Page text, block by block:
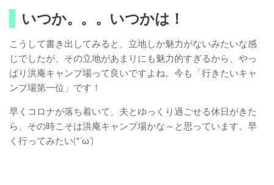
いつか。。。いつかは！
こうして書き出してみると、立地しか魅力がないみたいな感
じでしたが、その立地があまりにも魅力的すぎるから、やっ
ぱり洪庵キャンプ場って良いですよね。今も「行きたいキャ
ンプ場第一位」です！
早くコロナが落ち着いて、夫とゆっくり過ごせる休日がきた
ら、その時こそは洪庵キャンプ場かな～と思っています。早
く行ってみたい(*´ω`)